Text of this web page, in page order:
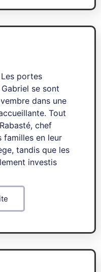
portes
se sont
dans une
Tout
chef
familles en leur
tandis que les
investis